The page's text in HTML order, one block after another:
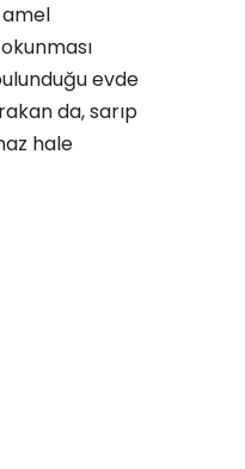
amel
evde
da, sarıp
hale